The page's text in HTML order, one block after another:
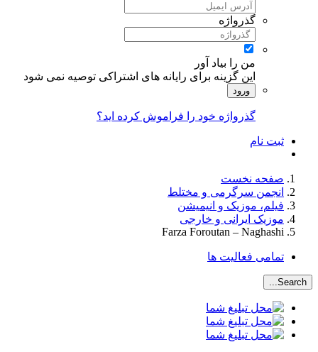
گذرواژه
من را بیاد آور
این گزینه برای رایانه های اشتراکی توصیه نمی شود
ورود
گذرواژه خود را فراموش کرده اید؟
ثبت نام
صفحه نخست
انجمن سرگرمی و مختلط
فیلم، موزیک و انیمیشن
موزیک ایرانی و خارجی
Farza Foroutan – Naghashi
تمامی فعالیت ها
Search...